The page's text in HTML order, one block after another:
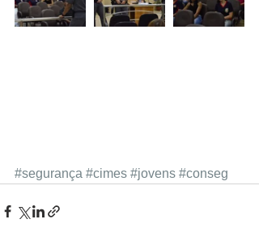
#segurança #cimes #jovens #conseg